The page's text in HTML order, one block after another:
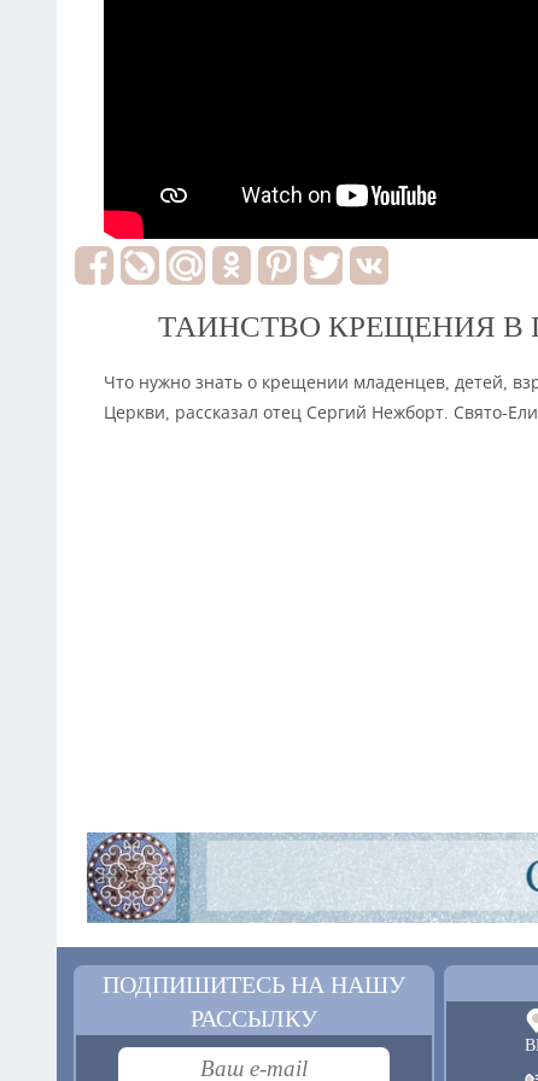
ТАИНСТВО КРЕЩЕНИЯ В
Что нужно знать о крещении младенцев, детей,
Церкви, рассказал отец Сергий Нежборт. Свято-
ПОДПИШИТЕСЬ НА НАШУ
РАССЫЛКУ